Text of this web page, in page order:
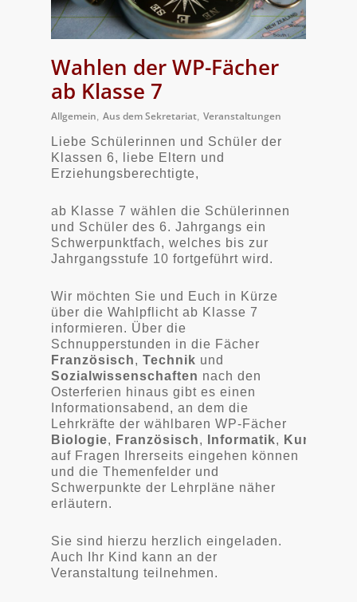
Wahlen der WP-Fächer
ab Klasse 7
Allgemein, Aus dem Sekretariat, Veranstaltungen
Liebe Schülerinnen und Schüler der
Klassen 6, liebe Eltern und
Erziehungsberechtigte,
ab Klasse 7 wählen die Schülerinnen
und Schüler des 6. Jahrgangs ein
Schwerpunktfach, welches bis zur
Jahrgangsstufe 10 fortgeführt wird.
Wir möchten Sie und Euch in Kürze
über die Wahlpflicht ab Klasse 7
informieren. Über die
Schnupperstunden in die Fächer
Französisch, Technik und
Sozialwissenschaften nach den
Osterferien hinaus gibt es einen
Informationsabend, an dem die
Lehrkräfte der wählbaren WP-Fächer
Biologie, Französisch, Informatik, Kunst
auf Fragen Ihrerseits eingehen können
und die Themenfelder und
Schwerpunkte der Lehrpläne näher
erläutern.
Sie sind hierzu herzlich eingeladen.
Auch Ihr Kind kann an der
Veranstaltung teilnehmen.